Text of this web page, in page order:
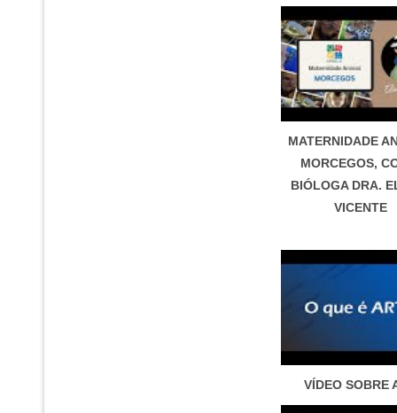
MATERNIDADE
MORCEGOS,
BIÓLOGA DRA.
VICENTE
VÍDEO SOBRE